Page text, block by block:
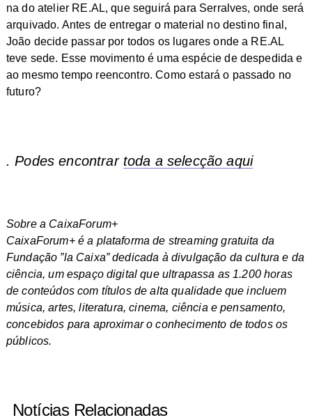
na do atelier RE.AL, que seguirá para Serralves, onde será
arquivado. Antes de entregar o material no destino final,
João decide passar por todos os lugares onde a RE.AL
teve sede. Esse movimento é uma espécie de despedida e
ao mesmo tempo reencontro. Como estará o passado no
futuro?
. Podes encontrar toda a selecção aqui
Sobre a CaixaForum+
CaixaForum+ é a plataforma de streaming gratuita da
Fundação ”la Caixa” dedicada à divulgação da cultura e da
ciência, um espaço digital que ultrapassa as 1.200 horas
de conteúdos com títulos de alta qualidade que incluem
música, artes, literatura, cinema, ciência e pensamento,
concebidos para aproximar o conhecimento de todos os
públicos.
Notícias Relacionadas